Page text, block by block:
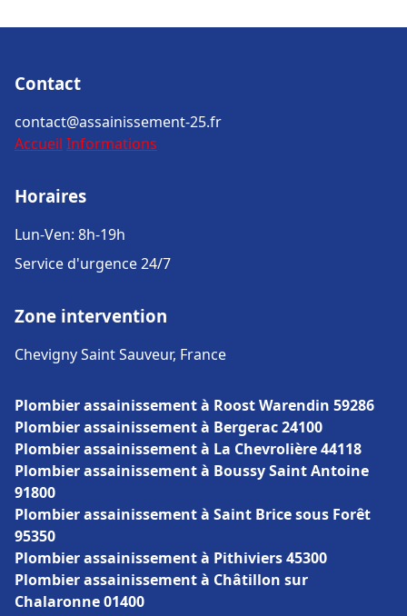
Contact
contact@assainissement-25.fr
Accueil Informations
Horaires
Lun-Ven: 8h-19h
Service d'urgence 24/7
Zone intervention
Chevigny Saint Sauveur, France
Plombier assainissement à Roost Warendin 59286
Plombier assainissement à Bergerac 24100
Plombier assainissement à La Chevrolière 44118
Plombier assainissement à Boussy Saint Antoine
91800
Plombier assainissement à Saint Brice sous Forêt
95350
Plombier assainissement à Pithiviers 45300
Plombier assainissement à Châtillon sur
Chalaronne 01400